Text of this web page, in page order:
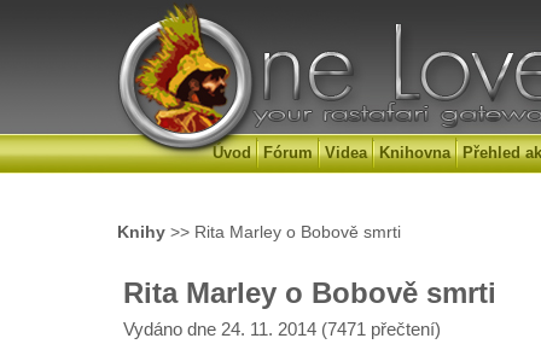
Úvod Fórum Videa Knihovna Přehled
Knihy >> Rita Marley o Bobově smrti
Rita Marley o Bobově smrti
Vydáno dne 24. 11. 2014 (7471 přečtení)